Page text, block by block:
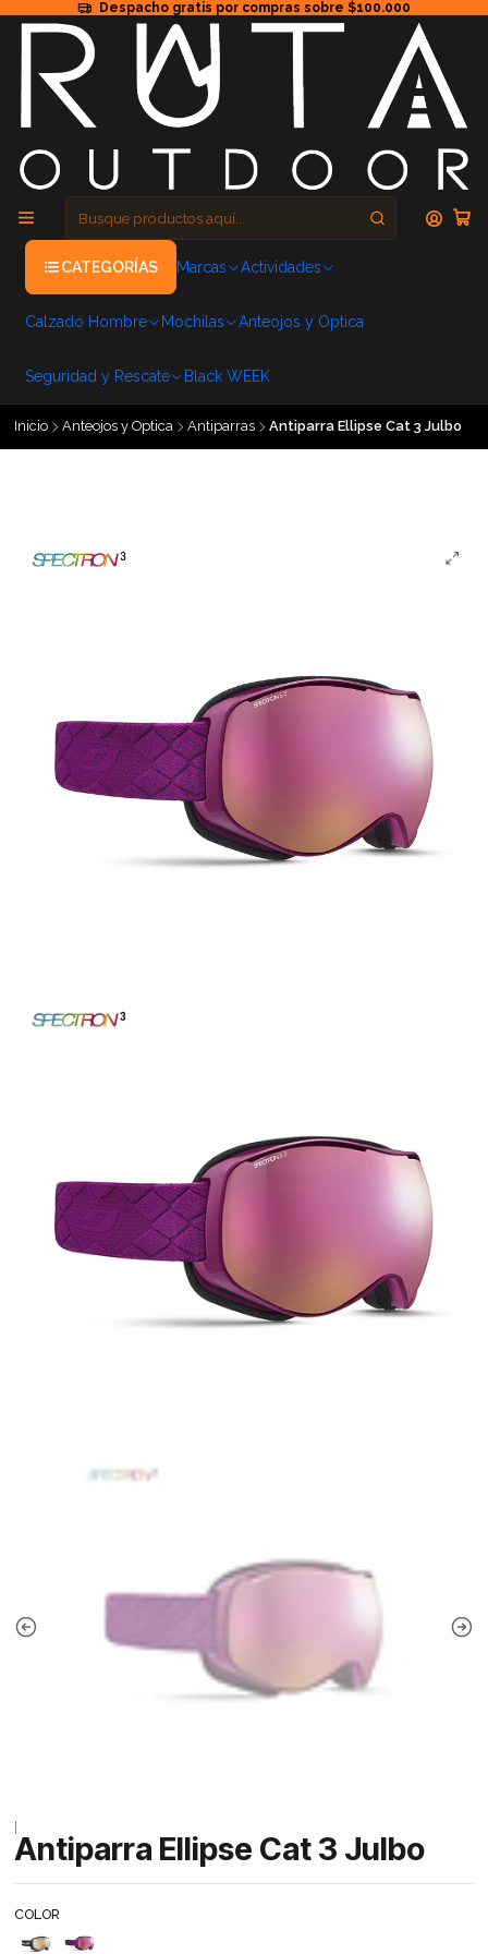
Despacho gratis por compras sobre $100.000
CATEGORÍAS Marcas Actividades
Calzado Hombre Mochilas Anteojos y Optica
Seguridad y Rescate Black WEEK
Inicio Anteojos y Optica Antiparras Antiparra Ellipse Cat 3 Julbo
Antiparra Ellipse Cat 3 Julbo
COLOR